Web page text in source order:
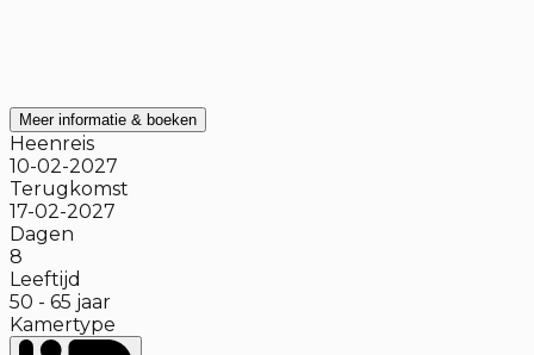
Meer informatie & boeken
Heenreis
10-02-2027
Terugkomst
17-02-2027
Dagen
8
Leeftijd
50 - 65 jaar
Kamertype